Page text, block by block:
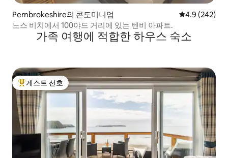
Pembrokeshire의 콘도미니엄 평점 4.9점(5
4.9 (242)
노스 비치에서 100야드 거리에 있는 텐비 아파트.
가족 여행에 적합한 하우스 숙소
상위 게스트 선호
게스트 선호